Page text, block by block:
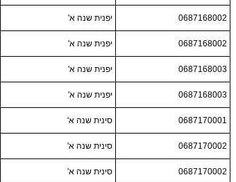
0687168002 יפנית שנה א'
0687168002 יפנית שנה א'
0687168003 יפנית שנה א'
0687168003 יפנית שנה א'
0687170001 סינית שנה א'
0687170002 סינית שנה א'
0687170002 סינית שנה א'